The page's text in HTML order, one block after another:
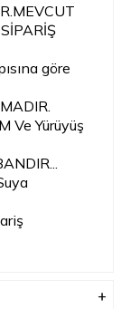
göre
Ve Yürüyüş